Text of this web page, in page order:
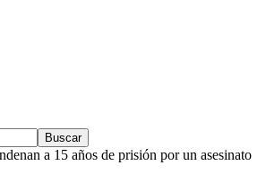
a 15 años de prisión por un asesinato